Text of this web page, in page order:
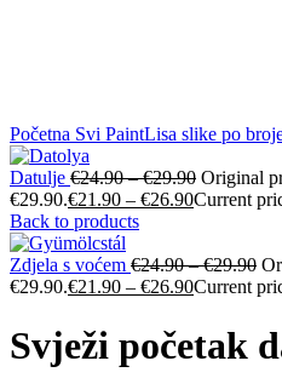
Početna Svi PaintLisa slike po
Datulje €24.90–€29.90 Original
€29.90.€21.90 – €26.90Current
Back to products
Zdjela s voćem €24.90–€29.90
€29.90.€21.90 – €26.90Current
Svježi početak